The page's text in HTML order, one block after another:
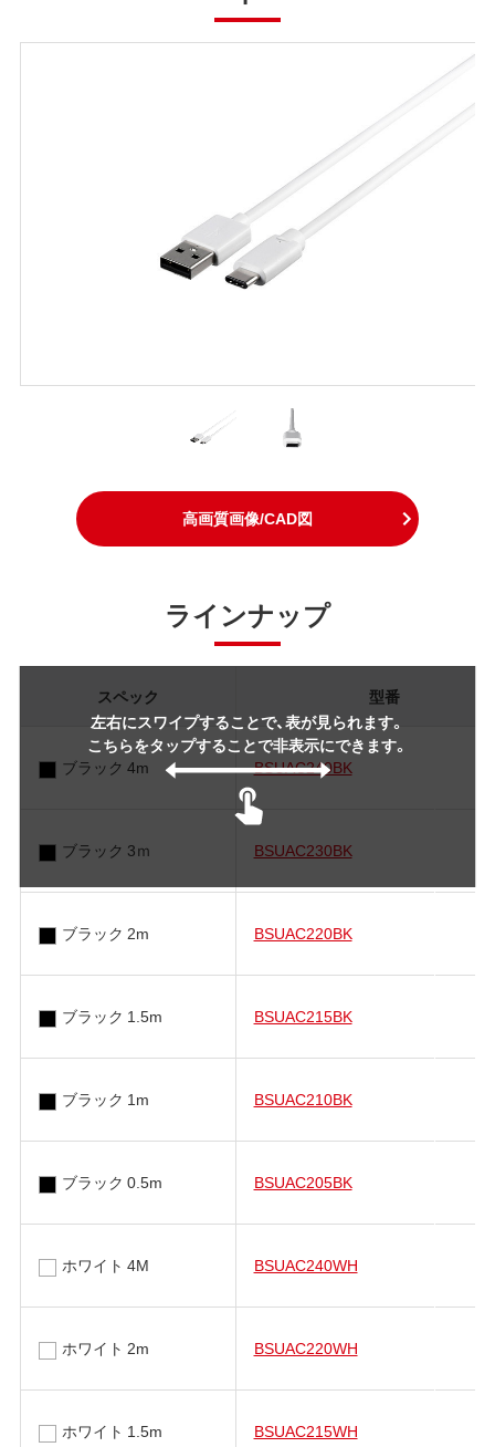
高画質画像/CAD図
ラインナップ
左右にスワイプすることで、表が見られます。
こちらをタップすることで非表示にできます。
スペック 型番
ブラック 4m BSUAC240BK
ブラック 3ｍ BSUAC230BK
ブラック 2m BSUAC220BK
ブラック 1.5m BSUAC215BK
ブラック 1m BSUAC210BK
ブラック 0.5m BSUAC205BK
ホワイト 4M BSUAC240WH
ホワイト 2m BSUAC220WH
ホワイト 1.5m BSUAC215WH